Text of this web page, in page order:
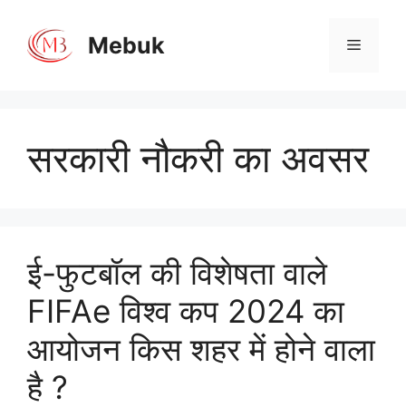
content
Mebuk Menu
सरकारी नौकरी का अवसर
ई-फुटबॉल की विशेषता वाले
FIFAe विश्व कप 2024 का
आयोजन किस शहर में होने वाला
है ?